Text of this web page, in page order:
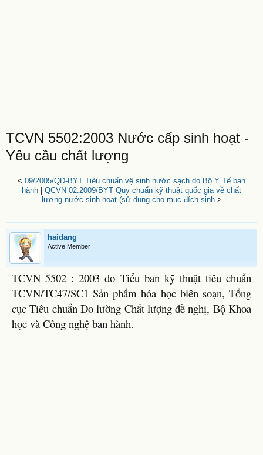
TCVN 5502:2003 Nước cấp sinh hoạt -
Yêu cầu chất lượng
< 09/2005/QĐ-BYT Tiêu chuẩn vệ sinh nước sạch do Bộ Y Tế ban
hành
QCVN 02:2009/BYT Quy chuẩn kỹ thuật quốc gia về chất
lượng nước sinh hoạt (sử dụng cho mục đích sinh>
haidang
Active Member
TCVN 5502 : 2003 do Tiểu ban kỹ thuật tiêu chuẩn
TCVN/TC47/SC1 Sản phẩm hóa học biên soạn, Tổng
cục Tiêu chuẩn Đo lường Chất lượng đề nghị, Bộ Khoa
học và Công nghệ ban hành.